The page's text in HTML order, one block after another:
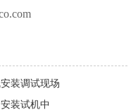
装调试现场
装试机中